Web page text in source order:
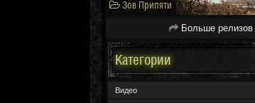
Зов Припяти
Больше релизов
Категории
Видео